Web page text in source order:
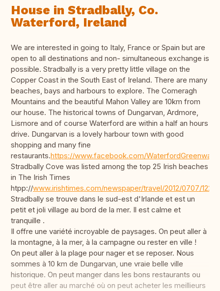
House in Stradbally, Co.
Waterford, Ireland
We are interested in going to Italy, France or Spain but are
open to all destinations and non- simultaneous exchange is
possible. Stradbally is a very pretty little village on the
Copper Coast in the South East of Ireland. There are many
beaches, bays and harbours to explore. The Comeragh
Mountains and the beautiful Mahon Valley are 10km from
our house. The historical towns of Dungarvan, Ardmore,
Lismore and of course Waterford are within a half an hours
drive. Dungarvan is a lovely harbour town with good
shopping and many fine
restaurants.https://www.facebook.com/
Stradbally Cove was listed among the top 25 Irish beaches
in The Irish Times
htpp://www.irishtimes.com/newspaper/travel/2012/0707/
Stradbally se trouve dans le sud-est d'Irlande et est un
petit et joli village au bord de la mer. Il est calme et
tranquille .
Il offre une variété incroyable de paysages. On peut aller à
la montagne, à la mer, à la campagne ou rester en ville !
On peut aller à la plage pour nager et se reposer. Nous
sommes à 10 km de Dungarvan, une vraie belle ville
historique. On peut manger dans les bons restaurants ou
peut être aller au marché où on peut acheter les meillieurs